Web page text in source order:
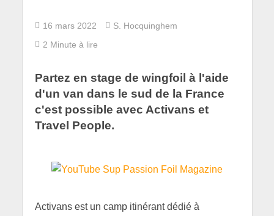
16 mars 2022
S. Hocquinghem
2 Minute à lire
Partez en stage de wingfoil à l'aide
d'un van dans le sud de la France
c'est possible avec Activans et
Travel People.
Activans est un camp itinérant dédié à